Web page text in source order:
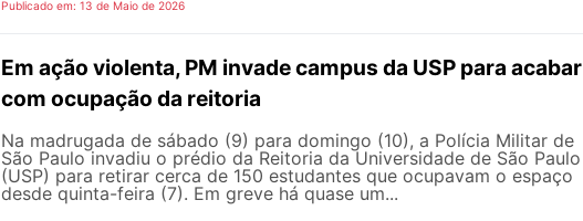
Publicado em: 13 de Maio de 2026
Em ação violenta, PM invade campus da USP para acabar
com ocupação da reitoria
Na madrugada de sábado (9) para domingo (10), a Polícia Militar de
São Paulo invadiu o prédio da Reitoria da Universidade de São Paulo
(USP) para retirar cerca de 150 estudantes que ocupavam o espaço
desde quinta-feira (7). Em greve há quase um...